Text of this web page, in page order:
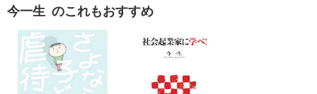
今一生 のこれもおすすめ